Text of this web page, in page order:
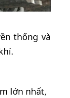
thống và
lớn nhất,